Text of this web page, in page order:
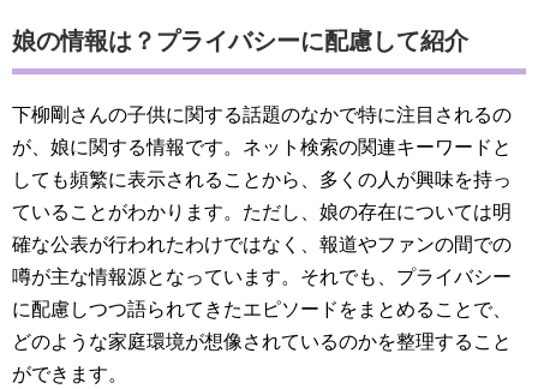
娘の情報は？プライバシーに配慮して紹介
下柳剛さんの子供に関する話題のなかで特に注目されるの
が、娘に関する情報です。ネット検索の関連キーワードと
しても頻繁に表示されることから、多くの人が興味を持っ
ていることがわかります。ただし、娘の存在については明
確な公表が行われたわけではなく、報道やファンの間での
噂が主な情報源となっています。それでも、プライバシー
に配慮しつつ語られてきたエピソードをまとめることで、
どのような家庭環境が想像されているのかを整理すること
ができます。